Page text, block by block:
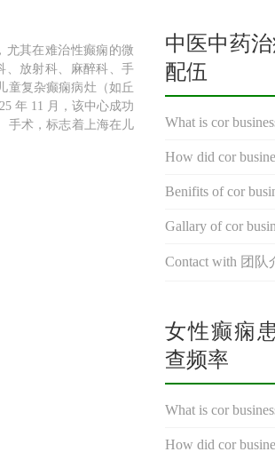
尤其在难治性癫痫的微
、放射科、麻醉科、手
童复杂癫痫病灶（如丘
年 11 月，该中心成功
手术，标志着上海在儿
中医中药
配伍
What is cor
How did cor
Benifits of cor
Gallary of cor
Contact with 团队
女性癫痫
查频率
What is cor
How did cor